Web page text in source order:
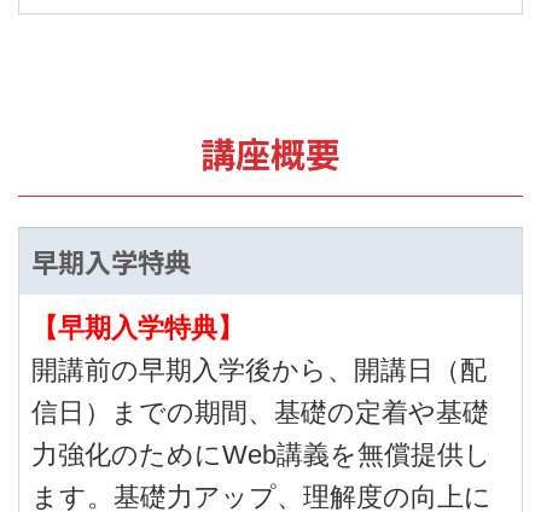
講座概要
早期入学特典
【早期入学特典】
開講前の早期入学後から、開講日（配
信日）までの期間、基礎の定着や基礎
力強化のためにWeb講義を無償提供し
ます。基礎力アップ、理解度の向上に